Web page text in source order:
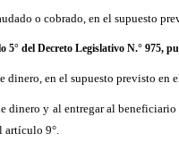
o cobrado, en el supuesto
del Decreto Legislativo N.° 975,
dinero, en el supuesto previsto en
dinero y al entregar al
artículo 9°.